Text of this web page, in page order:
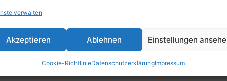
verwalten
Akzeptieren Ablehnen Einstellungen
Cookie-RichtlinieDatenschutzerklärungImpressum